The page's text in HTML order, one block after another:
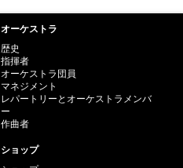
オーケストラ
歴史
指揮者
オーケストラ団員
マネジメント
レパートリーとオーケストラメンバ
ー
作曲者
ショップ